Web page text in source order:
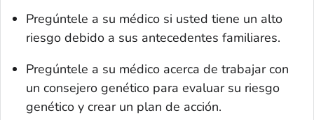
Pregúntele a su médico si usted tiene un alto
riesgo debido a sus antecedentes familiares.
Pregúntele a su médico acerca de trabajar con
un consejero genético para evaluar su riesgo
genético y crear un plan de acción.